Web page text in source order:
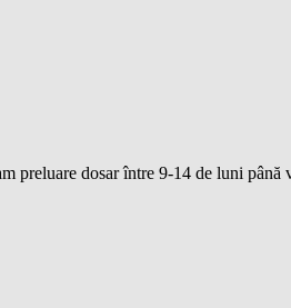
dosar între 9-14 de luni